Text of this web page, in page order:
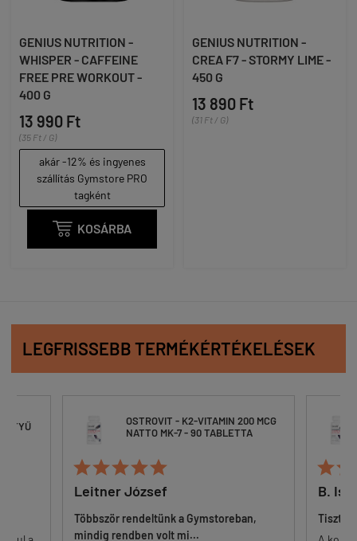
GENIUS NUTRITION -
WHISPER - CAFFEINE
FREE PRE WORKOUT -
400 G
13 990 Ft
(35 Ft / G)
akár -12% és ingyenes
szállítás Gymstore PRO
tagként
 KOSÁRBA
GENIUS NUTRITION -
CREA F7 - STORMY LIME -
450 G
13 890 Ft
(31 Ft / G)
LEGFRISSEBB TERMÉKÉRTÉKELÉSEK
OSTROVIT - K2-VITAMIN 200 MCG
NATTO MK-7 - 90 TABLETTA

Leitner József
Többször rendeltünk a Gymstoreban,
mindig rendben volt mi...

B. István